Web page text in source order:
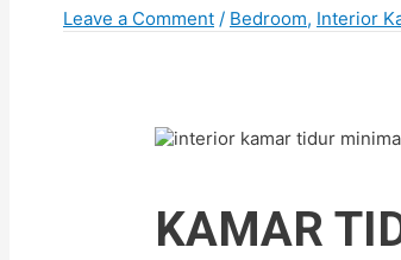
Leave a Comment / Bedroom, Interior
KAMAR